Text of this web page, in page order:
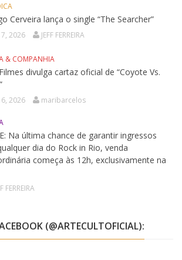
Cerveira lança o single “The Searcher”
2026 JEFF FERREIRA
& COMPANHIA
divulga cartaz oficial de “Coyote Vs.
2026 maribarcelos
Na última chance de garantir ingressos
dia do Rock in Rio, venda
começa às 12h, exclusivamente na
FERREIRA
(@ARTECULTOFICIAL):